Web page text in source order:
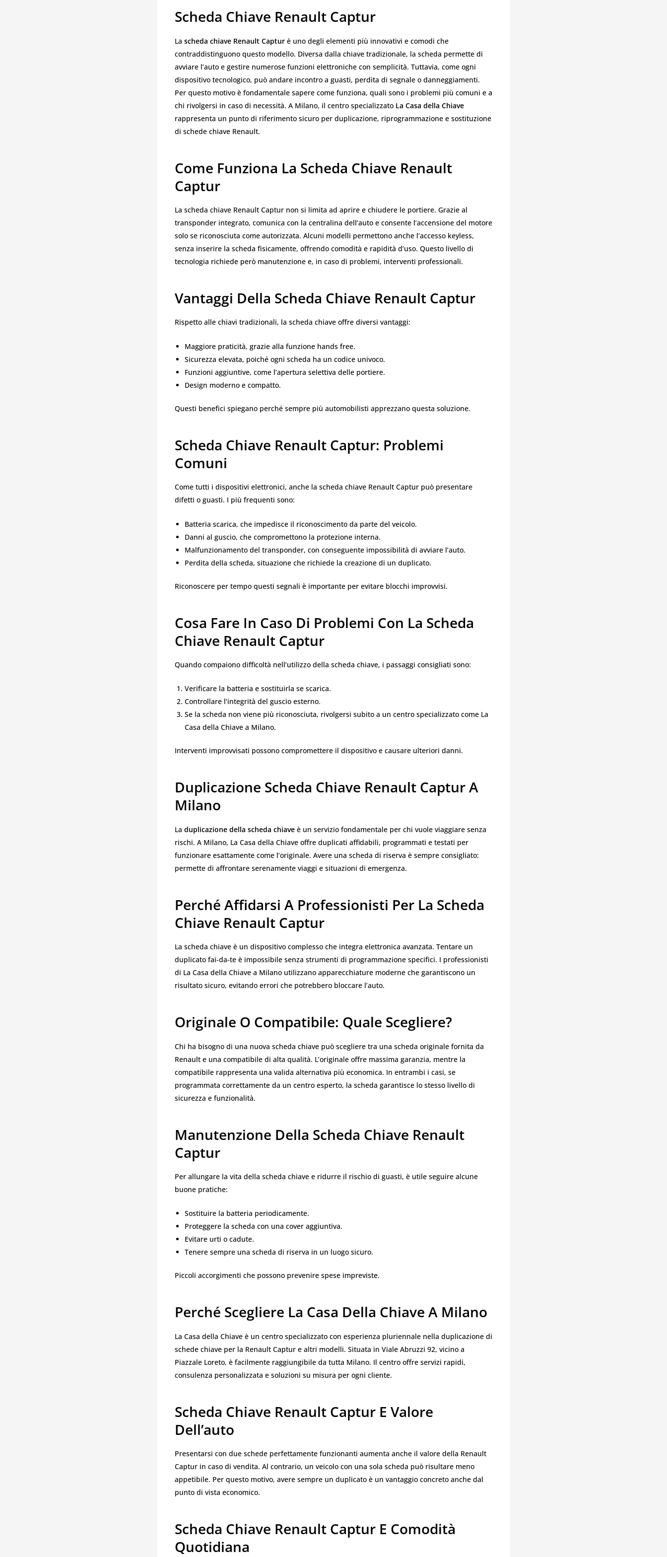
Scheda Chiave Renault Captur
La scheda chiave Renault Captur è uno degli elementi più innovativi e comodi che
contraddistinguono questo modello. Diversa dalla chiave tradizionale, la scheda permette di
avviare l’auto e gestire numerose funzioni elettroniche con semplicità. Tuttavia, come ogni
dispositivo tecnologico, può andare incontro a guasti, perdita di segnale o danneggiamenti.
Per questo motivo è fondamentale sapere come funziona, quali sono i problemi più comuni e a
chi rivolgersi in caso di necessità. A Milano, il centro specializzato La Casa della Chiave
rappresenta un punto di riferimento sicuro per duplicazione, riprogrammazione e sostituzione
di schede chiave Renault.
Come Funziona La Scheda Chiave Renault
Captur
La scheda chiave Renault Captur non si limita ad aprire e chiudere le portiere. Grazie al
transponder integrato, comunica con la centralina dell’auto e consente l’accensione del motore
solo se riconosciuta come autorizzata. Alcuni modelli permettono anche l’accesso keyless,
senza inserire la scheda fisicamente, offrendo comodità e rapidità d’uso. Questo livello di
tecnologia richiede però manutenzione e, in caso di problemi, interventi professionali.
Vantaggi Della Scheda Chiave Renault Captur
Rispetto alle chiavi tradizionali, la scheda chiave offre diversi vantaggi:
Maggiore praticità, grazie alla funzione hands free.
Sicurezza elevata, poiché ogni scheda ha un codice univoco.
Funzioni aggiuntive, come l’apertura selettiva delle portiere.
Design moderno e compatto.
Questi benefici spiegano perché sempre più automobilisti apprezzano questa soluzione.
Scheda Chiave Renault Captur: Problemi
Comuni
Come tutti i dispositivi elettronici, anche la scheda chiave Renault Captur può presentare
difetti o guasti. I più frequenti sono:
Batteria scarica, che impedisce il riconoscimento da parte del veicolo.
Danni al guscio, che compromettono la protezione interna.
Malfunzionamento del transponder, con conseguente impossibilità di avviare l’auto.
Perdita della scheda, situazione che richiede la creazione di un duplicato.
Riconoscere per tempo questi segnali è importante per evitare blocchi improvvisi.
Cosa Fare In Caso Di Problemi Con La Scheda
Chiave Renault Captur
Quando compaiono difficoltà nell’utilizzo della scheda chiave, i passaggi consigliati sono:
Verificare la batteria e sostituirla se scarica.
Controllare l’integrità del guscio esterno.
Se la scheda non viene più riconosciuta, rivolgersi subito a un centro specializzato come La
Casa della Chiave a Milano.
Interventi improvvisati possono compromettere il dispositivo e causare ulteriori danni.
Duplicazione Scheda Chiave Renault Captur A
Milano
La duplicazione della scheda chiave è un servizio fondamentale per chi vuole viaggiare senza
rischi. A Milano, La Casa della Chiave offre duplicati affidabili, programmati e testati per
funzionare esattamente come l’originale. Avere una scheda di riserva è sempre consigliato:
permette di affrontare serenamente viaggi e situazioni di emergenza.
Perché Affidarsi A Professionisti Per La Scheda
Chiave Renault Captur
La scheda chiave è un dispositivo complesso che integra elettronica avanzata. Tentare un
duplicato fai-da-te è impossibile senza strumenti di programmazione specifici. I professionisti
di La Casa della Chiave a Milano utilizzano apparecchiature moderne che garantiscono un
risultato sicuro, evitando errori che potrebbero bloccare l’auto.
Originale O Compatibile: Quale Scegliere?
Chi ha bisogno di una nuova scheda chiave può scegliere tra una scheda originale fornita da
Renault e una compatibile di alta qualità. L’originale offre massima garanzia, mentre la
compatibile rappresenta una valida alternativa più economica. In entrambi i casi, se
programmata correttamente da un centro esperto, la scheda garantisce lo stesso livello di
sicurezza e funzionalità.
Manutenzione Della Scheda Chiave Renault
Captur
Per allungare la vita della scheda chiave e ridurre il rischio di guasti, è utile seguire alcune
buone pratiche:
Sostituire la batteria periodicamente.
Proteggere la scheda con una cover aggiuntiva.
Evitare urti o cadute.
Tenere sempre una scheda di riserva in un luogo sicuro.
Piccoli accorgimenti che possono prevenire spese impreviste.
Perché Scegliere La Casa Della Chiave A Milano
La Casa della Chiave è un centro specializzato con esperienza pluriennale nella duplicazione di
schede chiave per la Renault Captur e altri modelli. Situata in Viale Abruzzi 92, vicino a
Piazzale Loreto, è facilmente raggiungibile da tutta Milano. Il centro offre servizi rapidi,
consulenza personalizzata e soluzioni su misura per ogni cliente.
Scheda Chiave Renault Captur E Valore
Dell’auto
Presentarsi con due schede perfettamente funzionanti aumenta anche il valore della Renault
Captur in caso di vendita. Al contrario, un veicolo con una sola scheda può risultare meno
appetibile. Per questo motivo, avere sempre un duplicato è un vantaggio concreto anche dal
punto di vista economico.
Scheda Chiave Renault Captur E Comodità
Quotidiana